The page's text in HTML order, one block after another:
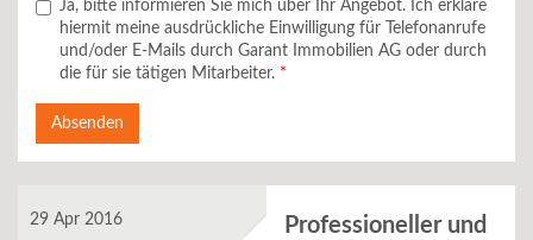
Ja, bitte informieren Sie mich über Ihr Angebot. Ich erkläre
hiermit meine ausdrückliche Einwilligung für Telefonanrufe
und/oder E-Mails durch Garant Immobilien AG oder durch
die für sie tätigen Mitarbeiter.
Absenden
29 Apr 2016
Professioneller und